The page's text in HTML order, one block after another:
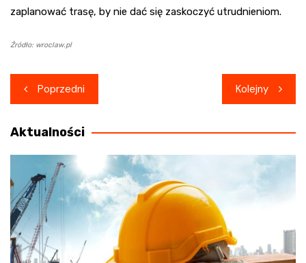
zaplanować trasę, by nie dać się zaskoczyć utrudnieniom.
Źródło: wroclaw.pl
Nawigacja
wpisu
Poprzedni Kolejny
Aktualności